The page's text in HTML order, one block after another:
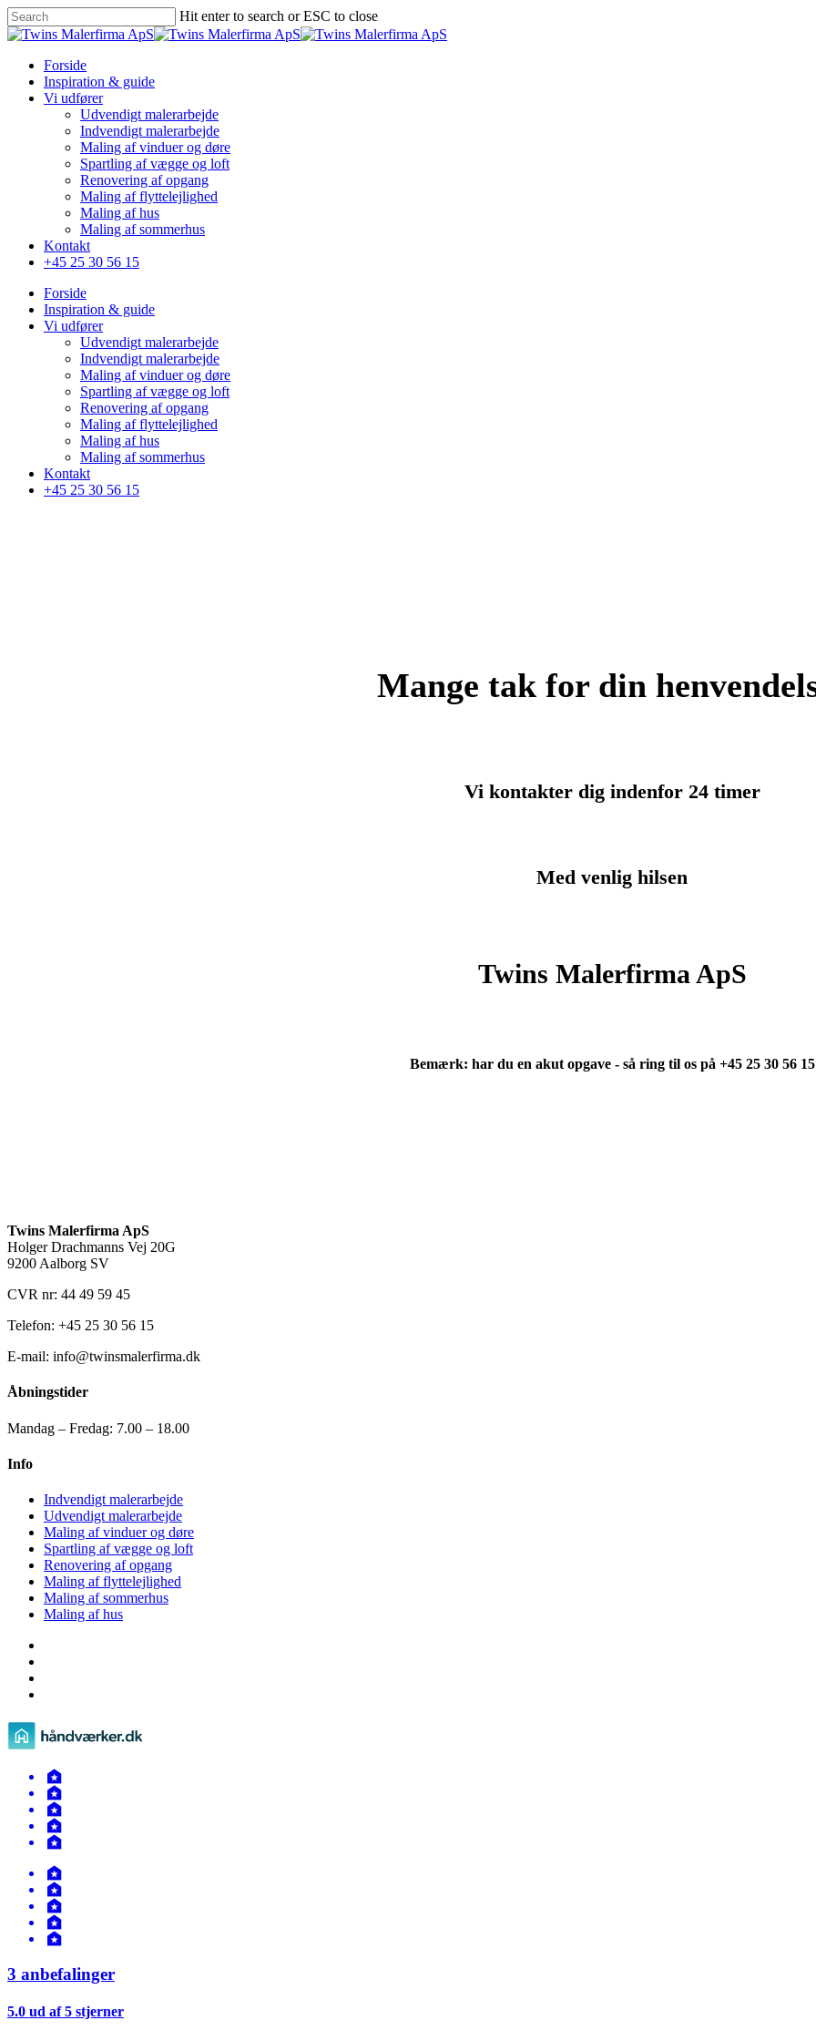
Skip
to
content
Hit enter to search or ESC to close
Close
Menu
Forside
Inspiration & guide
Vi udfører
Udvendigt malerarbejde
Indvendigt malerarbejde
Maling af vinduer og døre
Spartling af vægge og loft
Renovering af opgang
Maling af flyttelejlighed
Maling af hus
Maling af sommerhus
Kontakt
+45 25 30 56 15
Forside
Inspiration & guide
Vi udfører
Udvendigt malerarbejde
Indvendigt malerarbejde
Maling af vinduer og døre
Spartling af vægge og loft
Renovering af opgang
Maling af flyttelejlighed
Maling af hus
Maling af sommerhus
Kontakt
+45 25 30 56 15
Mange tak for din
Vi kontakter dig indenfor 24 timer
Med venlig hilsen
Twins Malerfirma ApS
Bemærk: har du en akut opgave - så ring til os på +45 25 30 56 15
Twins Malerfirma ApS
Holger Drachmanns Vej 20G
9200 Aalborg SV
CVR nr: 44 49 59 45
Telefon: +45 25 30 56 15
E-mail: info@twinsmalerfirma.dk
Åbningstider
Mandag – Fredag: 7.00 – 18.00
Info
Indvendigt malerarbejde
Udvendigt malerarbejde
Maling af vinduer og døre
Spartling af vægge og loft
Renovering af opgang
Maling af flyttelejlighed
Maling af sommerhus
Maling af hus
3 anbefalinger
5.0 ud af 5 stjerner